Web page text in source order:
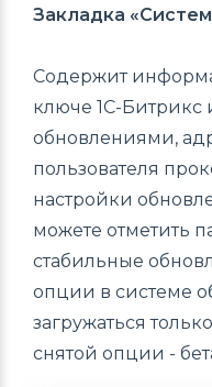
Закладка
Содержит
ключе 1С-Битрикс
обновлениями,
пользователя
настройки
можете отметить
стабильные
опции в системе
загружаться
снятой опции -